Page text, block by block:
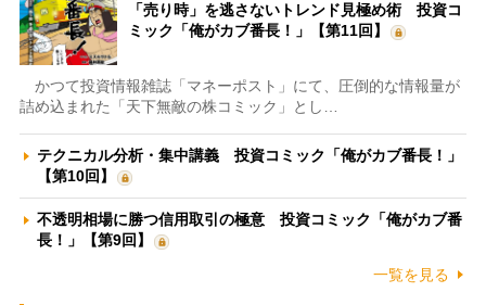
「売り時」を逃さないトレンド見極め術 投資コ
ミック「俺がカブ番長！」【第11回】
かつて投資情報雑誌「マネーポスト」にて、圧倒的な情報量が
詰め込まれた「天下無敵の株コミック」とし…
テクニカル分析・集中講義 投資コミック「俺がカブ番長！」
【第10回】
不透明相場に勝つ信用取引の極意 投資コミック「俺がカブ番
長！」【第9回】
一覧を見る